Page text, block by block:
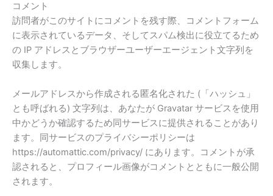
コメント
訪問者がこのサイトにコメントを残す際、コメントフォーム
に表示されているデータ、そしてスパム検出に役立てるため
の IP アドレスとブラウザーユーザーエージェント文字列を
収集します。
メールアドレスから作成される匿名化された (「ハッシュ」
とも呼ばれる) 文字列は、あなたが Gravatar サービスを使用
中かどうか確認するため同サービスに提供されることがあり
ます。同サービスのプライバシーポリシーは
https://automattic.com/privacy/ にあります。コメントが承
認されると、プロフィール画像がコメントとともに一般公開
されます。